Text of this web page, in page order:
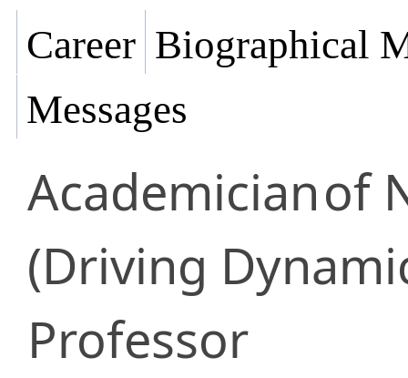
Career Biographical
Messages
Academicianof
(Driving
Professor